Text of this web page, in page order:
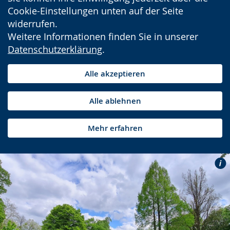
Cookie-Einstellungen unten auf der Seite
widerrufen.
Weitere Informationen finden Sie in unserer
Datenschutzerklärung.
Alle akzeptieren
Alle ablehnen
Mehr erfahren